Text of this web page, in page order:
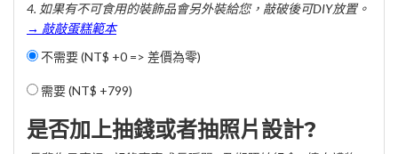
4. 如果有不可食用的裝飾品會另外裝給您，敲破後可DIY放置。
→ 敲敲蛋糕範本
不需要 (NT$ +0 => 差價為零)
需要 (NT$ +799)
是否加上抽錢或者抽照片設計?